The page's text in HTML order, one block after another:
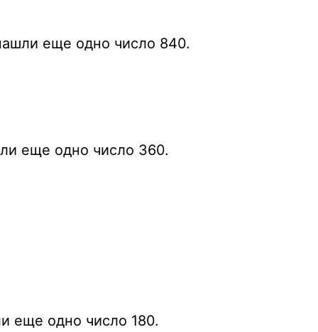
еще одно число 840.
еще одно число 360.
еще одно число 180.